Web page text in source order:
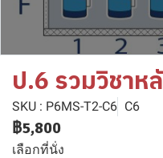
ป.6 รวมวิชา
SKU : P6MS-T2-C6 C6
฿5,800
เลือกที่นั่ง